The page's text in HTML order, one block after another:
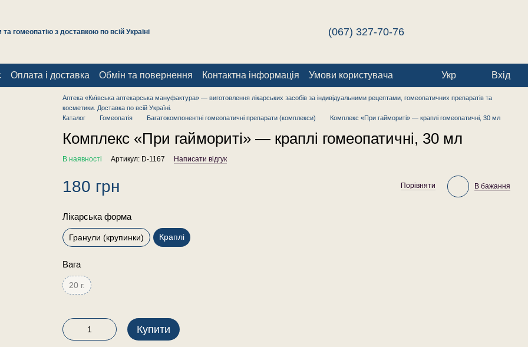
гомеопатію з доставкою по всій Україні (067) 327-70-76
Оплата і доставка Обмін та повернення Контактна інформація Умови користувача Укр Вхід
Аптека «Київська аптекарська мануфактура» — виготовлення лікарських засобів за індивідуальними рецептами, гомеопатичних препаратів та
косметики. Доставка по всій Україні.
Каталог
Гомеопатія Багатокомпонентні гомеопатичні препарати (комплекси) Комплекс «При гаймориті» — краплі гомеопатичні, 30 мл
Комплекс «При гаймориті» — краплі гомеопатичні, 30 мл
В наявності Артикул: D-1167 Написати відгук
180 грн Порівняти В бажання
Лікарська форма
Гранули (крупинки) Краплі
Вага
20 г.
Купити